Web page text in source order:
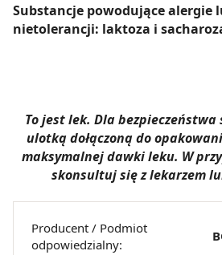
Substancje powodujące alergie
nietolerancji: laktoza i
To jest lek. Dla bezpieczeństwa
ulotką dołączoną do
maksymalnej dawki leku. W
skonsultuj się z lekarzem
Producent / Podmiot
odpowiedzialny: